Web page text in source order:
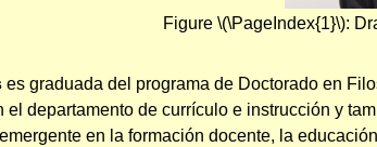
Figure \(\PageIndex{1}\):
es graduada del programa de Doctorado en
el departamento de currículo e instrucción y
en la formación docente, la